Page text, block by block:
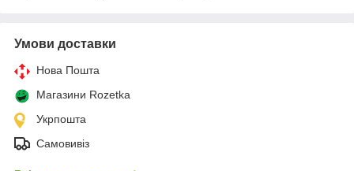
Умови доставки
Нова Пошта
Магазини Rozetka
Укрпошта
Самовивіз